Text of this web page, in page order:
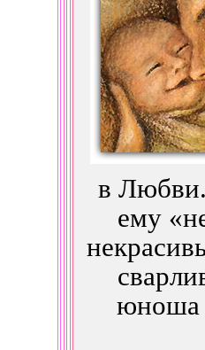
в
ему
юноша